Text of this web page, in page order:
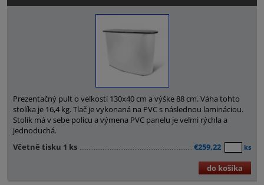
Prezentačný pult o veľkosti 130x40 cm a výške 88 cm. Váha tohto
stolíka je 16,4 kg. Tlač je vykonaná na PVC s následnou lamináciou.
Stolík má v sebe policu a výmena PVC panelu je veľmi rýchla a
jednoduchá.
Včetně tisku 1 ks
€259,22 ks
do košíka